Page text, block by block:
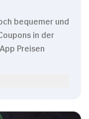
bequemer und
in der
Preisen